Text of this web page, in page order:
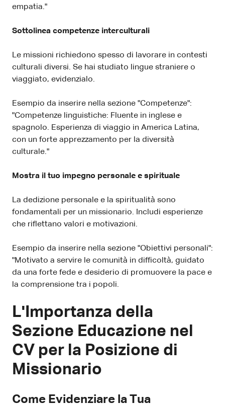
empatia."
Sottolinea competenze interculturali
Le missioni richiedono spesso di lavorare in contesti
culturali diversi. Se hai studiato lingue straniere o
viaggiato, evidenzialo.
Esempio da inserire nella sezione "Competenze":
"Competenze linguistiche: Fluente in inglese e
spagnolo. Esperienza di viaggio in America Latina,
con un forte apprezzamento per la diversità
culturale."
Mostra il tuo impegno personale e spirituale
La dedizione personale e la spiritualità sono
fondamentali per un missionario. Includi esperienze
che riflettano valori e motivazioni.
Esempio da inserire nella sezione "Obiettivi personali":
"Motivato a servire le comunità in difficoltà, guidato
da una forte fede e desiderio di promuovere la pace e
la comprensione tra i popoli.
L'Importanza della
Sezione Educazione nel
CV per la Posizione di
Missionario
Come Evidenziare la Tua